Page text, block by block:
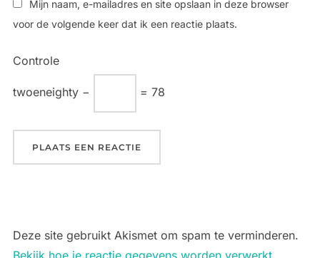
Mijn naam, e-mailadres en site opslaan in deze browser
voor de volgende keer dat ik een reactie plaats.
Controle
twoeneighty − = 78
Deze site gebruikt Akismet om spam te verminderen.